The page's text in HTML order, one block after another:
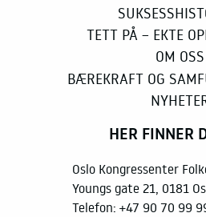
TETT PÅ – EKTE
OM OSS
BÆREKRAFT OG
HER FINNER
Oslo Kongressenter
Youngs gate 21, 0181
Telefon: +47 90 70 99